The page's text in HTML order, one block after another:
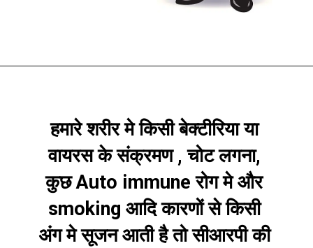
हमारे शरीर मे किसी बेक्टीरिया या
वायरस के संक्रमण , चोट लगना,
कुछ Auto immune रोग मे और
smoking आदि कारणों से किसी
अंग मे सूजन आती है तो सीआरपी की